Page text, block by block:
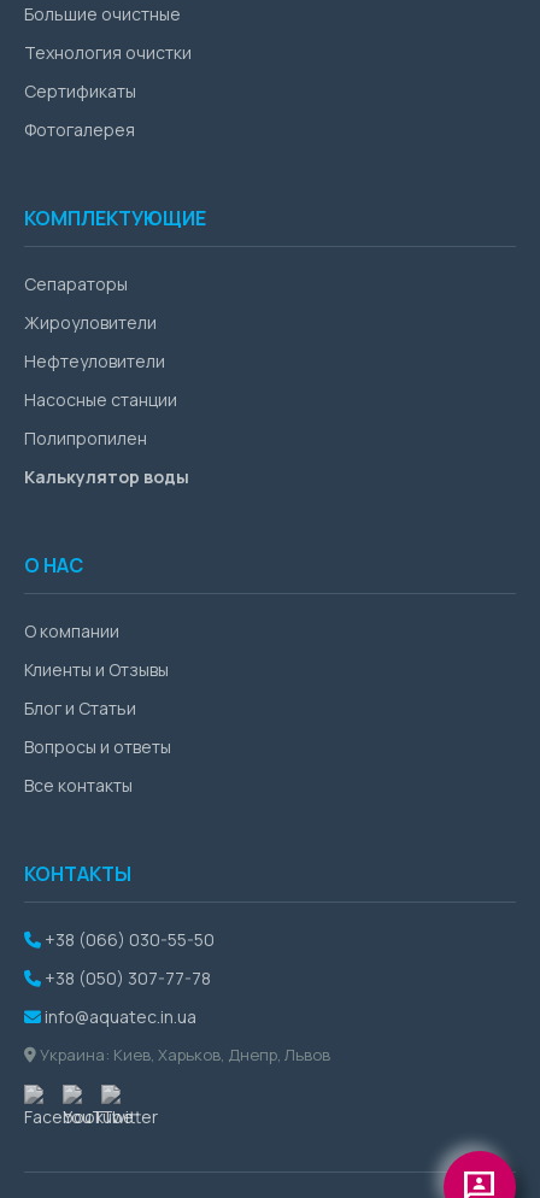
Большие очистные
Технология очистки
Сертификаты
Фотогалерея
КОМПЛЕКТУЮЩИЕ
Сепараторы
Жироуловители
Нефтеуловители
Насосные станции
Полипропилен
Калькулятор воды
О НАС
О компании
Клиенты и Отзывы
Блог и Статьи
Вопросы и ответы
Все контакты
КОНТАКТЫ
+38 (066) 030-55-50
+38 (050) 307-77-78
info@aquatec.in.ua
Украина: Киев, Харьков, Днепр, Львов
3p